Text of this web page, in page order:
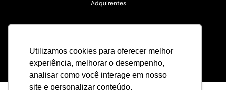
Utilizamos cookies para oferecer melhor
experiência, melhorar o desempenho,
analisar como você interage em nosso
site e personalizar conteúdo.
Adquirentes